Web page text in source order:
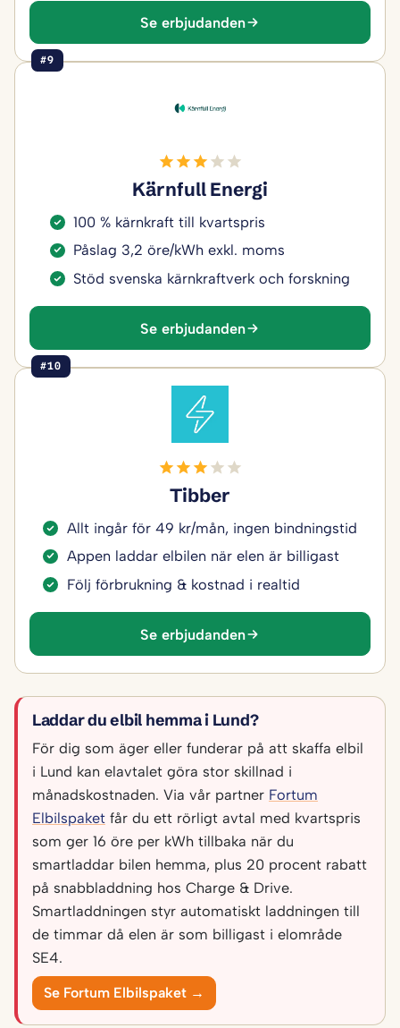
Se erbjudanden
#9
Kärnfull Energi
100 % kärnkraft till kvartspris
Påslag 3,2 öre/kWh exkl. moms
Stöd svenska kärnkraftverk och forskning
Se erbjudanden
#10
Tibber
Allt ingår för 49 kr/mån, ingen bindningstid
Appen laddar elbilen när elen är billigast
Följ förbrukning & kostnad i realtid
Se erbjudanden
Laddar du elbil hemma i Lund?
För dig som äger eller funderar på att skaffa elbil
i Lund kan elavtalet göra stor skillnad i
månadskostnaden. Via vår partner Fortum
Elbilspaket får du ett rörligt avtal med kvartspris
som ger 16 öre per kWh tillbaka när du
smartladdar bilen hemma, plus 20 procent rabatt
på snabbladdning hos Charge & Drive.
Smartladdningen styr automatiskt laddningen till
de timmar då elen är som billigast i elområde
SE4.
Se Fortum Elbilspaket →